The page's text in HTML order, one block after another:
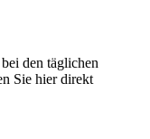
den täglichen
Sie hier direkt